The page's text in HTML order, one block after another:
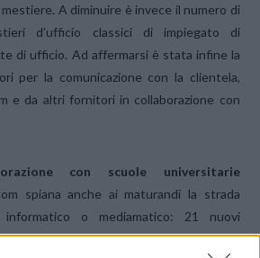
A diminuire è invece il numero di
d’ufficio classici di impiegato di
di ufficio. Ad affermarsi è stata infine la
per la comunicazione con la clientela,
e da altri fornitori in collaborazione con
con scuole universitarie
spiana anche ai maturandi la strada
o mediamatico: 21 nuovi
un cosiddetto apprendistato way-